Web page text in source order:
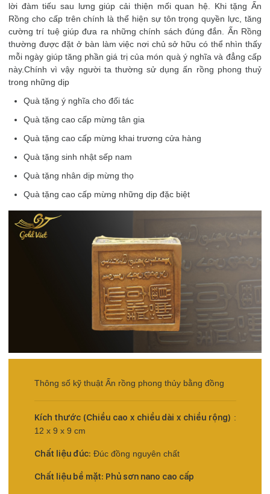
lời đàm tiếu sau lưng giúp cải thiện mối quan hệ. Khi tặng Ấn
Rồng cho cấp trên chính là thể hiện sự tôn trọng quyền lực, tăng
cường trí tuệ giúp đưa ra những chính sách đúng đắn. Ấn Rồng
thường được đặt ở bàn làm việc nơi chủ sở hữu có thể nhìn thấy
mỗi ngày giúp tăng phần giá trị của món quà ý nghĩa và đẳng cấp
này.Chính vì vậy người ta thường sử dụng ấn rồng phong thuỷ
trong những dịp
Quà tặng ý nghĩa cho đối tác
Quà tặng cao cấp mừng tân gia
Quà tặng cao cấp mừng khai trương cửa hàng
Quà tặng sinh nhật sếp nam
Quà tặng nhân dịp mừng thọ
Quà tặng cao cấp mừng những dịp đặc biệt
Thông số kỹ thuật Ấn rồng phong thủy bằng đồng
Kích thước (Chiều cao x chiều dài x chiều rộng) :
12 x 9 x 9 cm
Chất liệu đúc: Đúc đồng nguyên chất
Chất liệu bề mặt: Phủ sơn nano cao cấp